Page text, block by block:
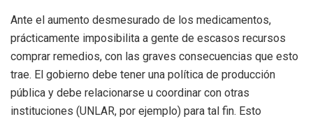
Ante el aumento desmesurado de los medicamentos,
prácticamente imposibilita a gente de escasos recursos
comprar remedios, con las graves consecuencias que esto
trae. El gobierno debe tener una política de producción
pública y debe relacionarse u coordinar con otras
instituciones (UNLAR, por ejemplo) para tal fin. Esto